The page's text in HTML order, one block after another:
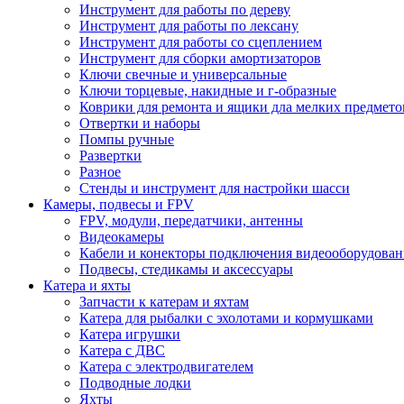
Инструмент для работы по дереву
Инструмент для работы по лексану
Инструмент для работы со сцеплением
Инструмент для сборки амортизаторов
Ключи свечные и универсальные
Ключи торцевые, накидные и г-образные
Коврики для ремонта и ящики дла мелких
Отвертки и наборы
Помпы ручные
Развертки
Разное
Стенды и инструмент для настройки шасси
Камеры, подвесы и FPV
FPV, модули, передатчики, антенны
Видеокамеры
Кабели и конекторы подключения
Подвесы, стедикамы и аксессуары
Катера и яхты
Запчасти к катерам и яхтам
Катера для рыбалки с эхолотами и кормушками
Катера игрушки
Катера с ДВС
Катера с электродвигателем
Подводные лодки
Яхты